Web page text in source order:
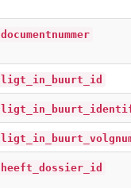
documentnummer
ligt_in_buurt_id
heeft_dossier_id